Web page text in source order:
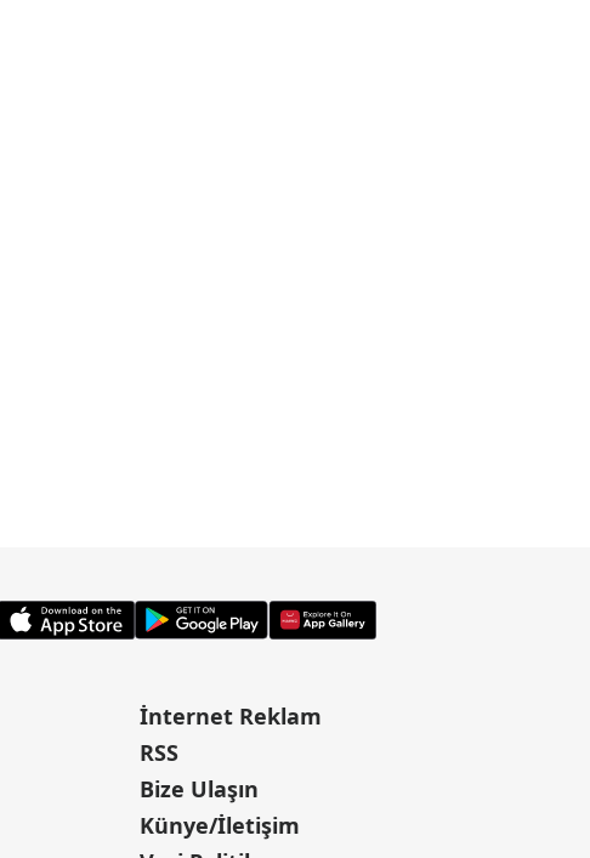
İnternet Reklam
RSS
Bize Ulaşın
Künye/İletişim